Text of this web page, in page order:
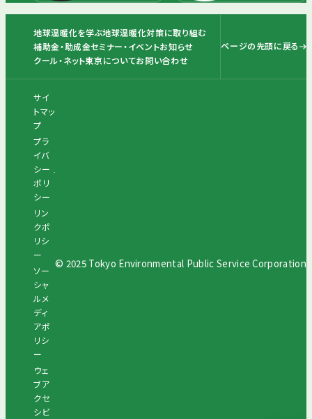
地球温暖化を学ぶ地球温暖化対策に取り組む
補助金・助成金セミナー・イベントお知らせ
クール・ネット東京についてお問い合わせ
ページの先頭に戻る
サイ
トマッ
プ
プラ
イバ
シー
ポリ
シー
リン
クポ
リシ
ー
ソー
シャ
ルメ
ディ
アポ
リシ
ー
ウェ
ブア
クセ
シビ
© 2025 Tokyo Environmental Public Service Corporation